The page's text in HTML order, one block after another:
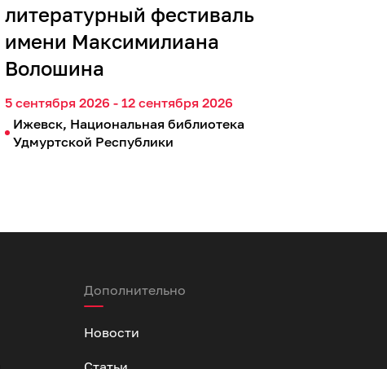
литературный фестиваль
имени Максимилиана
Волошина
5 сентября 2026 - 12 сентября 2026
Ижевск, Национальная библиотека
Удмуртской Республики
Дополнительно
Новости